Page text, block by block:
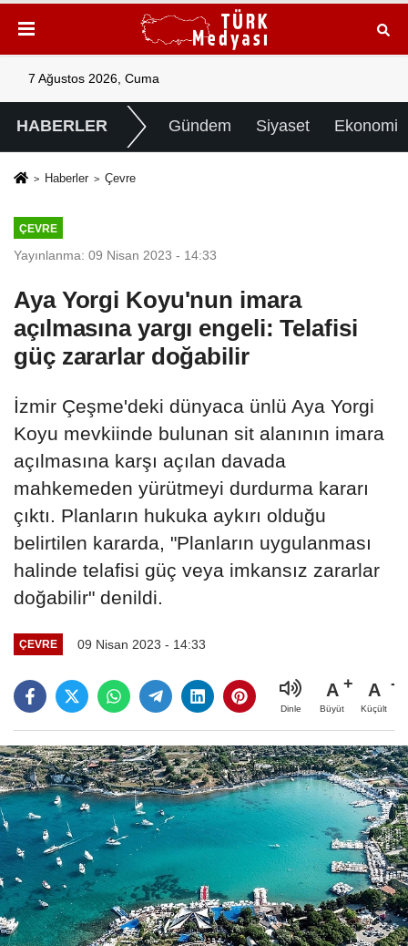
7 Ağustos 2026, Cuma
HABERLER Gündem Siyaset Ekonomi
Haberler Çevre
ÇEVRE
Yayınlanma: 09 Nisan 2023 - 14:33
Aya Yorgi Koyu'nun imara
açılmasına yargı engeli: Telafisi
güç zararlar doğabilir
İzmir Çeşme'deki dünyaca ünlü Aya Yorgi
Koyu mevkiinde bulunan sit alanının imara
açılmasına karşı açılan davada
mahkemeden yürütmeyi durdurma kararı
çıktı. Planların hukuka aykırı olduğu
belirtilen kararda, "Planların uygulanması
halinde telafisi güç veya imkansız zararlar
doğabilir" denildi.
ÇEVRE 09 Nisan 2023 - 14:33
Dinle
A
Büyüt
A
Küçült